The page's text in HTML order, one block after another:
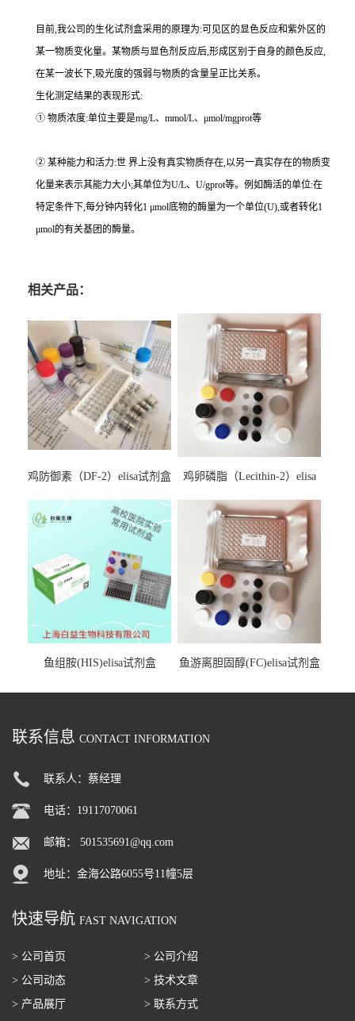
目前,我公司的生化试剂盒采用的原理为:可见区的显色反应和紫外区的
某一物质变化量。某物质与显色剂反应后,形成区别于自身的颜色反应,
在某一波长下,吸光度的强弱与物质的含量呈正比关系。
生化测定结果的表现形式:
① 物质浓度:单位主要是mg/L、mmol/L、μmol/mgprot等
② 某种能力和活力:世 界上没有真实物质存在,以另一真实存在的物质变
化量来表示其能力大小;其单位为U/L、U/gprot等。例如酶活的单位:在
特定条件下,每分钟内转化1 μmol底物的酶量为一个单位(U),或者转化1
μmol的有关基团的酶量。
相关产品：
鸡防御素（DF-2）elisa试剂盒
鸡卵磷脂（Lecithin-2）elisa
鱼组胺(HIS)elisa试剂盒 鱼游离胆固醇(FC)elisa试剂盒
联系信息 CONTACT INFORMATION
联系人：蔡经理
电话：19117070061
邮箱： 501535691@qq.com
地址：金海公路6055号11幢5层
快速导航 FAST NAVIGATION
> 公司首页
> 公司介绍
> 公司动态
> 技术文章
> 产品展厅
> 联系方式